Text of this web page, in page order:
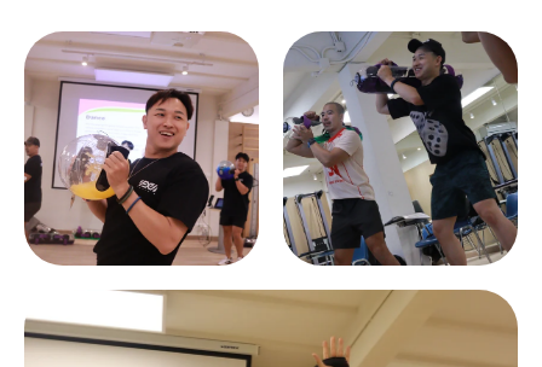
Albania (ALL L)
Algeria (DZD د.ج)
Andorra (EUR €)
Angola (HKD $)
Anguilla (XCD $)
Antigua & Barbuda
Argentina (HKD $)